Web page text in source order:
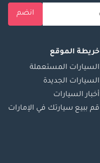
انضم
خريطة الموقع
السيارات المستعملة
السيارات الجديدة
أخبار السيارات
قم ببيع سيارتك في الإمارات